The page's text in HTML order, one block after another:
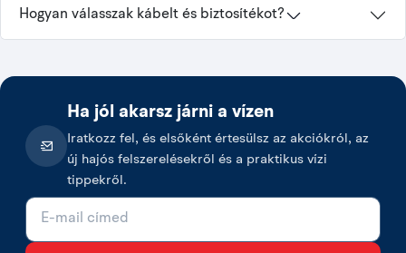
Hogyan válasszak kábelt és biztosítékot?
Ha jól akarsz járni a vízen
Iratkozz fel, és elsőként értesülsz az akciókról, az
új hajós felszerelésekről és a praktikus vízi
tippekről.
E-mail cím